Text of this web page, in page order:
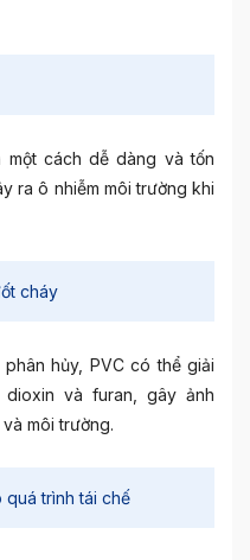
một cách dễ dàng và tốn
ra ô nhiễm môi trường khi
cháy
hủy, PVC có thể giải
và furan, gây ảnh
môi trường.
quá trình tái chế